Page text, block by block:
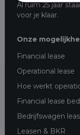
Al ruim 25 jaar
voor je klaar.
Onze
Financial lease
Operational lease
Hoe werkt
Financial lease
Bedrijfswagen
Leasen & BKR